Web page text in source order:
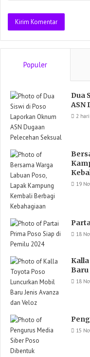
Populer
Dua
ASN
2
19
18
Baru
18
15